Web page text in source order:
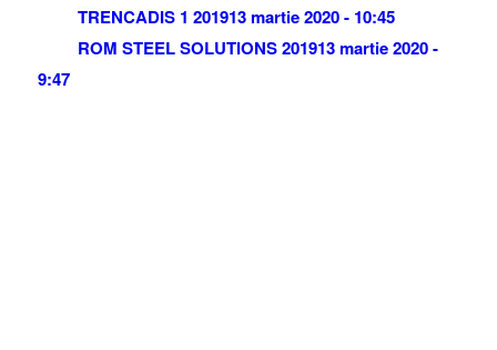
TRENCADIS 1 201913 martie 2020 - 10:45
ROM STEEL SOLUTIONS 201913 martie 2020 -
9:47